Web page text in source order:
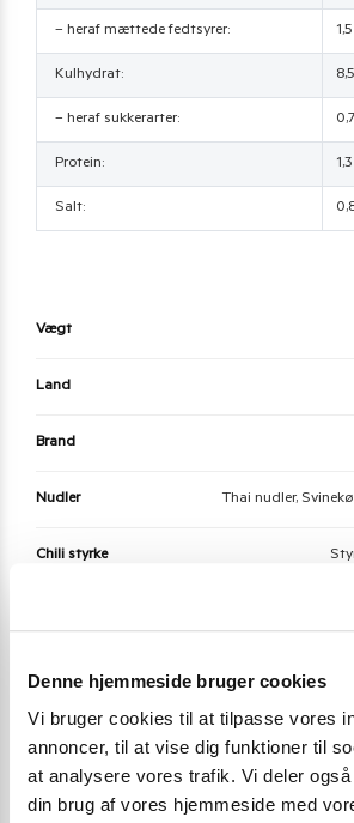
Denne hjemmeside bruger cookies
Vi bruger cookies til at tilpasse vores
annoncer, til at vise dig funktioner til
at analysere vores trafik. Vi deler
din brug af vores hjemmeside med
– heraf mættede fedtsyrer:
Kulhydrat:
– heraf sukkerarter:
Protein:
Salt:
Vægt
Land
Brand
Nudler Thai nudler,
Chili styrke
Der er endnu ikke nogle anmeldelser.
Vær den første til at anmelde
noodles Pork”